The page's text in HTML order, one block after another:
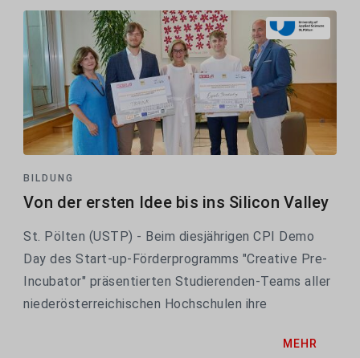
BILDUNG
Von der ersten Idee bis ins Silicon Valley
St. Pölten (USTP) - Beim diesjährigen CPI Demo
Day des Start-up-Förderprogramms "Creative Pre-
Incubator" präsentierten Studierenden-Teams aller
niederösterreichischen Hochschulen ihre
überzeugten mit Anwendungen, die Menschen im
MEHR